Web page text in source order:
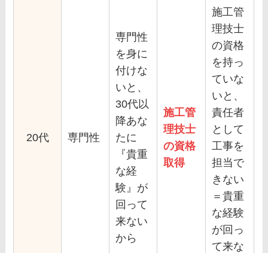
20代 専門性
専門性
を身に
付けな
いと、
30代以
降あな
たに
『貴重
な経
験』が
回って
来ない
から
施工管
理技士
の資格
取得
施工管
理技士
の資格
を持っ
ていな
いと、
責任者
として
工事を
担当で
きない
＝貴重
な経験
が回っ
て来な